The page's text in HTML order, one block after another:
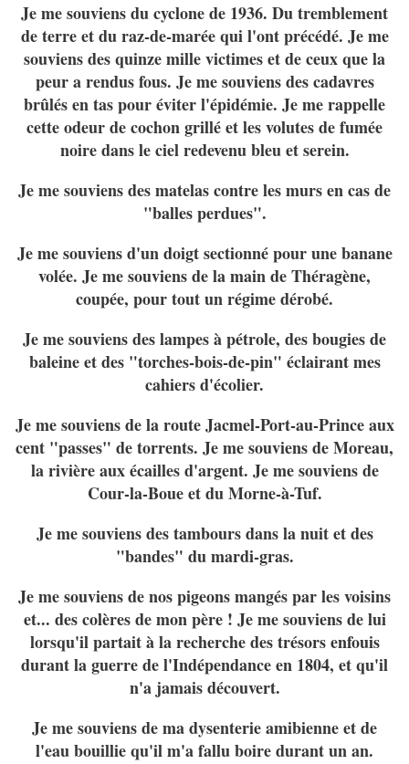
Je me souviens du cyclone de 1936. Du tremblement
de terre et du raz-de-marée qui l'ont précédé. Je me
souviens des quinze mille victimes et de ceux que la
peur a rendus fous. Je me souviens des cadavres
brûlés en tas pour éviter l'épidémie. Je me rappelle
cette odeur de cochon grillé et les volutes de fumée
noire dans le ciel redevenu bleu et serein.
Je me souviens des matelas contre les murs en cas de
"balles perdues".
Je me souviens d'un doigt sectionné pour une banane
volée. Je me souviens de la main de Théragène,
coupée, pour tout un régime dérobé.
Je me souviens des lampes à pétrole, des bougies de
baleine et des "torches-bois-de-pin" éclairant mes
cahiers d'écolier.
Je me souviens de la route Jacmel-Port-au-Prince aux
cent "passes" de torrents. Je me souviens de Moreau,
la rivière aux écailles d'argent. Je me souviens de
Cour-la-Boue et du Morne-à-Tuf.
Je me souviens des tambours dans la nuit et des
"bandes" du mardi-gras.
Je me souviens de nos pigeons mangés par les voisins
et... des colères de mon père ! Je me souviens de lui
lorsqu'il partait à la recherche des trésors enfouis
durant la guerre de l'Indépendance en 1804, et qu'il
n'a jamais découvert.
Je me souviens de ma dysenterie amibienne et de
l'eau bouillie qu'il m'a fallu boire durant un an.